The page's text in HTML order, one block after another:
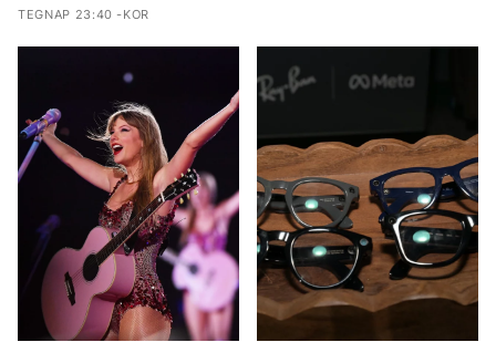
TEGNAP 23:40 -KOR